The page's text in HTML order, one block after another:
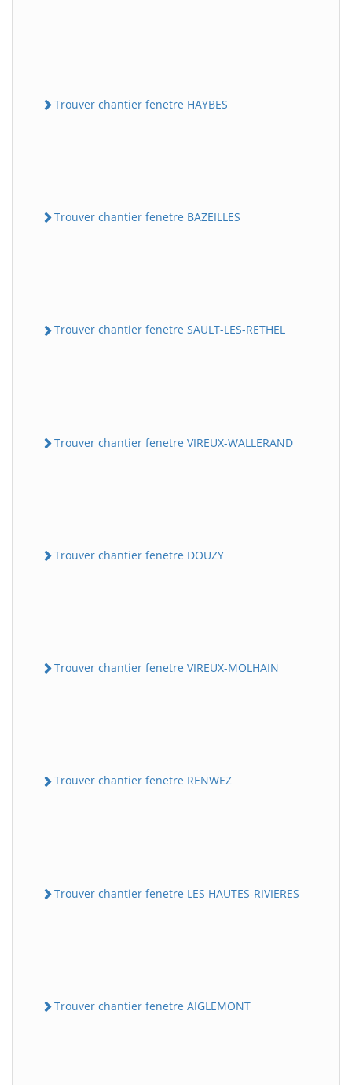
Trouver chantier fenetre HAYBES
Trouver chantier fenetre BAZEILLES
Trouver chantier fenetre SAULT-LES-RETHEL
Trouver chantier fenetre VIREUX-WALLERAND
Trouver chantier fenetre DOUZY
Trouver chantier fenetre VIREUX-MOLHAIN
Trouver chantier fenetre RENWEZ
Trouver chantier fenetre LES HAUTES-RIVIERES
Trouver chantier fenetre AIGLEMONT